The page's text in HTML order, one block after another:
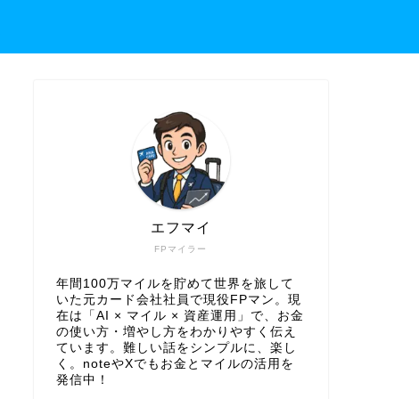
FPマイラー
エフマイ
年間100万マイルを貯めて世界を旅して
いた元カード会社社員で現役FPマン。現
在は「AI × マイル × 資産運用」で、お金
の使い方・増やし方をわかりやすく伝え
ています。難しい話をシンプルに、楽し
く。noteやXでもお金とマイルの活用を
発信中！